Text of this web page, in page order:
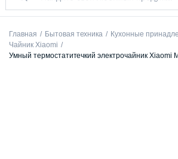
Главная Бытовая техника
Кухонные
Чайник Xiaomi
Умный термостатитечкий электрочайник Xiaomi